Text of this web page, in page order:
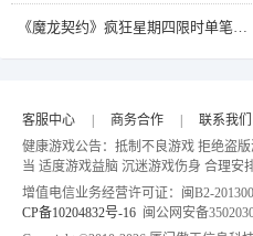
《魔龙契约》疯狂星期四限时单笔返利
客服中心 商务合作 联系我们
健康游戏公告：抵制不良游戏 拒绝盗
当 适度游戏益脑 沉迷游戏伤身 合理安
增值电信业务经营许可证：闽B2-
CP备10204832号-16 闽公网安备